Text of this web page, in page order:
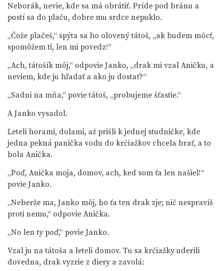
Neborák, nevie, kde sa má obrátiť. Príde pod bránu a
pustí sa do plaču, dobre mu srdce nepuklo.
„Čože plačeš,“ spýta sa ho olovený tátoš, „ak budem môcť,
spomôžem ti, len mi povedz!“
„Ach, tátošík môj,“ odpovie Janko, „drak mi vzal Aničku, a
neviem, kde ju hľadať a ako ju dostať?“
„Sadni na mňa,“ povie tátoš, „probujeme šťastie.“
A Janko vysadol.
Leteli horami, dolami, až prišli k jednej studničke, kde
jedna pekná panička vodu do krčiažkov chcela brať, a to
bola Anička.
„Poď, Anička moja, domov, ach, ked som ťa len našiel!“
povie Janko.
„Neberže ma, Janko môj, bo ťa ten drak zje; nič nespravíš
proti nemu,“ odpovie Anička.
„No len ty poď,“ povie Janko.
Vzal ju na tátoša a leteli domov. Tu sa krčiažky uderili
dovedna, drak vyzrie z diery a zavolá: